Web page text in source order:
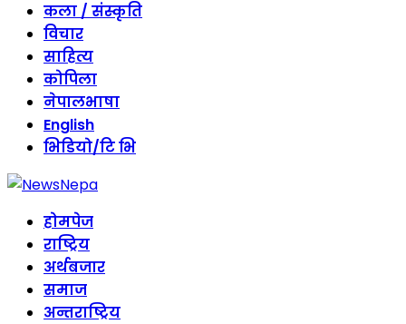
कला / संस्कृति
विचार
साहित्य
कोपिला
नेपालभाषा
English
भिडियो/टि भि
होमपेज
राष्ट्रिय
अर्थबजार
समाज
अन्तराष्ट्रिय